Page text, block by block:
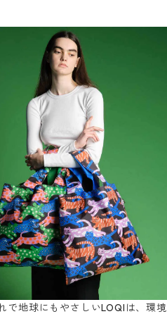
で地球にもやさしいLOQIは、環境